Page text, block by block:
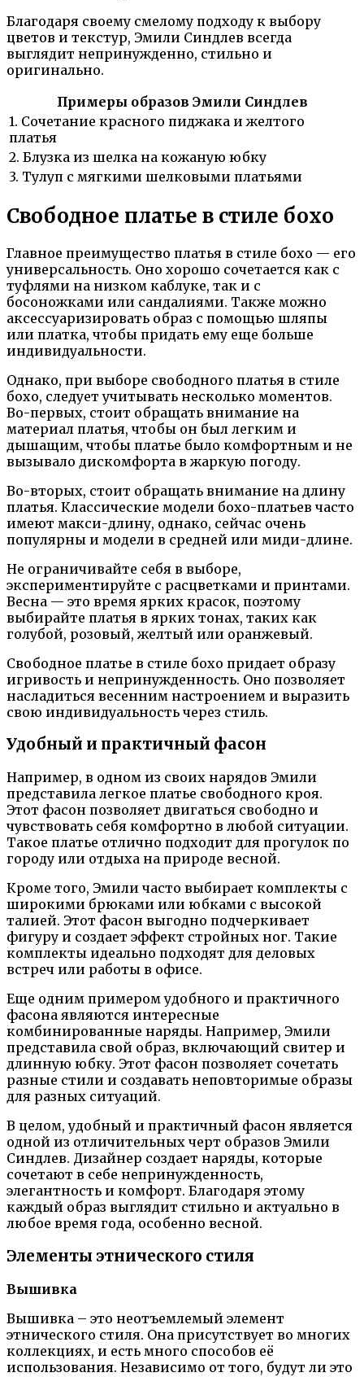
Благодаря своему смелому подходу к выбору
цветов и текстур, Эмили Синдлев всегда
выглядит непринужденно, стильно и
оригинально.
Примеры образов Эмили Синдлев
1. Сочетание красного пиджака и желтого
платья
2. Блузка из шелка на кожаную юбку
3. Тулуп с мягкими шелковыми платьями
Свободное платье в стиле бохо
Главное преимущество платья в стиле бохо — его
универсальность. Оно хорошо сочетается как с
туфлями на низком каблуке, так и с
босоножками или сандалиями. Также можно
аксессуаризировать образ с помощью шляпы
или платка, чтобы придать ему еще больше
индивидуальности.
Однако, при выборе свободного платья в стиле
бохо, следует учитывать несколько моментов.
Во-первых, стоит обращать внимание на
материал платья, чтобы он был легким и
дышащим, чтобы платье было комфортным и не
вызывало дискомфорта в жаркую погоду.
Во-вторых, стоит обращать внимание на длину
платья. Классические модели бохо-платьев часто
имеют макси-длину, однако, сейчас очень
популярны и модели в средней или миди-длине.
Не ограничивайте себя в выборе,
экспериментируйте с расцветками и принтами.
Весна — это время ярких красок, поэтому
выбирайте платья в ярких тонах, таких как
голубой, розовый, желтый или оранжевый.
Свободное платье в стиле бохо придает образу
игривость и непринужденность. Оно позволяет
насладиться весенним настроением и выразить
свою индивидуальность через стиль.
Удобный и практичный фасон
Например, в одном из своих нарядов Эмили
представила легкое платье свободного кроя.
Этот фасон позволяет двигаться свободно и
чувствовать себя комфортно в любой ситуации.
Такое платье отлично подходит для прогулок по
городу или отдыха на природе весной.
Кроме того, Эмили часто выбирает комплекты с
широкими брюками или юбками с высокой
талией. Этот фасон выгодно подчеркивает
фигуру и создает эффект стройных ног. Такие
комплекты идеально подходят для деловых
встреч или работы в офисе.
Еще одним примером удобного и практичного
фасона являются интересные
комбинированные наряды. Например, Эмили
представила свой образ, включающий свитер и
длинную юбку. Этот фасон позволяет сочетать
разные стили и создавать неповторимые образы
для разных ситуаций.
В целом, удобный и практичный фасон является
одной из отличительных черт образов Эмили
Синдлев. Дизайнер создает наряды, которые
сочетают в себе непринужденность,
элегантность и комфорт. Благодаря этому
каждый образ выглядит стильно и актуально в
любое время года, особенно весной.
Элементы этнического стиля
Вышивка
Вышивка – это неотъемлемый элемент
этнического стиля. Она присутствует во многих
коллекциях, и есть много способов её
использования. Независимо от того, будут ли это